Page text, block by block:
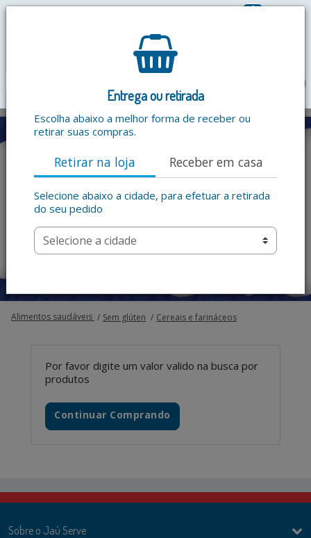
0
Entrega ou retirada
Escolha abaixo a melhor forma de receber ou
retirar suas compras.
Retirar na loja Receber em casa
Selecione abaixo a cidade, para efetuar a retirada
do seu pedido
Alimentos saudáveis Sem glúten Cereais e farináceos
Por favor digite um valor valido na busca por
produtos
Continuar Comprando
Sobre o Jaú Serve